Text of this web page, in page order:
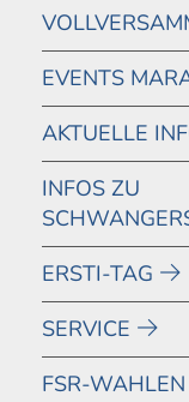
EVENTS
AKTUELLE
INFOS ZU
ERSTI-TAG
SERVICE
FSR-WAHLEN